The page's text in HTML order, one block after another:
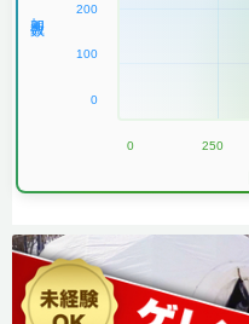
200
100
0
0 250